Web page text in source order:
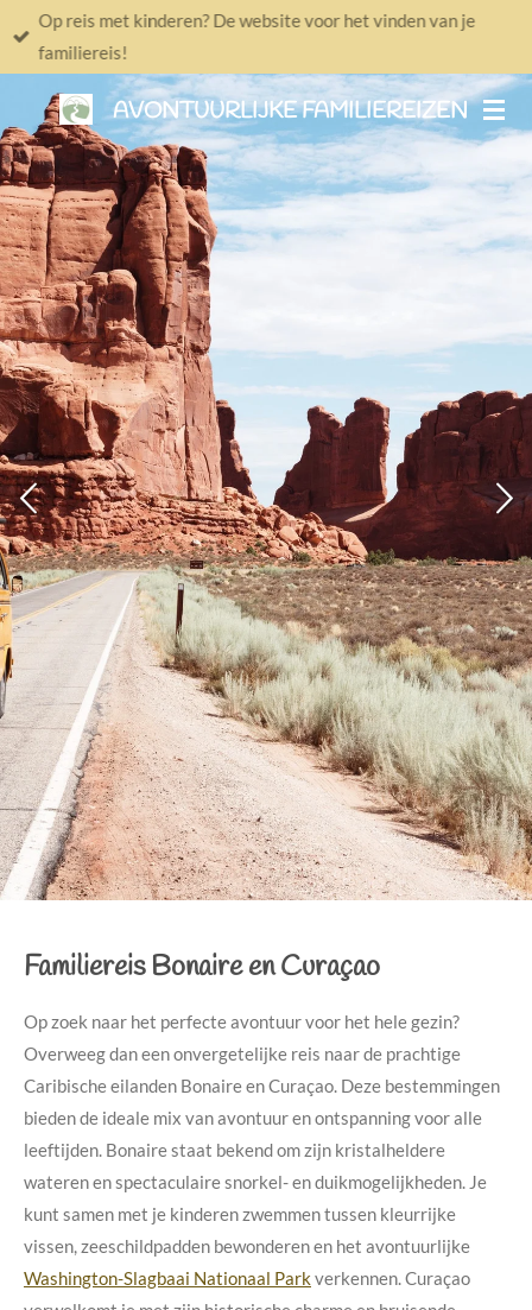
Ga
direct
de
hoofdinhoud
AVONTUURLIJKE FAMILIEREIZEN
Op reis met kinderen? De website voor het vinden van je
familiereis!
Familiereis Bonaire en Curaçao
Op zoek naar het perfecte avontuur voor het hele gezin?
Overweeg dan een onvergetelijke reis naar de prachtige
Caribische eilanden Bonaire en Curaçao. Deze bestemmingen
bieden de ideale mix van avontuur en ontspanning voor alle
leeftijden. Bonaire staat bekend om zijn kristalheldere
wateren en spectaculaire snorkel- en duikmogelijkheden. Je
kunt samen met je kinderen zwemmen tussen kleurrijke
vissen, zeeschildpadden bewonderen en het avontuurlijke
Washington-Slagbaai Nationaal Parkverkennen. Curaçao